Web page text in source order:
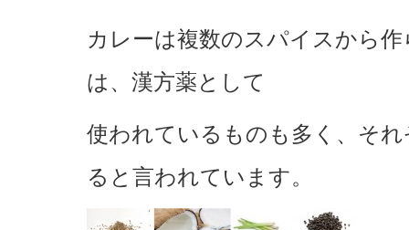
カレーは複数のスパイスから
は、漢方薬として
使われているものも多く、そ
ると言われています。